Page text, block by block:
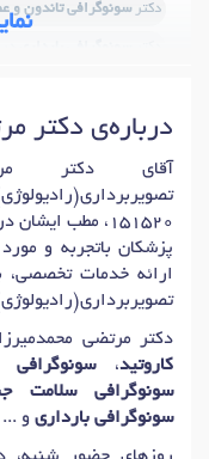
دکترسونوگرافی تاندون و
دکترسونوگرافی اسکروتوم
دکتر سونوگرافی مقعدی
دکترسونوگرافی 3 بعدی 4 بعدی
دکتر سونوگرافی تیروئید
دکتر سونوگرافی شکم و لگن
دکترسونوگرافی شکمدر
دکتر سونوگرافی واژینال
دکترسونوگرافی نوزاد و
دکتر سونوگرافی و غربالگری nt و nb
درباره‌ی دکتر
آقای دکتر
151520، مطب
پزشکان باتجربه و
ارائه خدمات تخصصی،
دکتر مرتضی
کاروتید،سونوگرافی
سونوگرافی سلامت
سونوگرافی بارداری و ...